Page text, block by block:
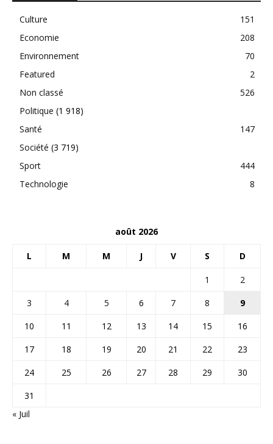
Culture
151
Economie
208
Environnement
70
Featured
2
Non classé
526
Politique (1 918)
Santé
147
Société (3 719)
Sport
444
Technologie
8
août 2026
L M M J V S D
1
2
3
4 5 6 7 8
9
10
11 12 13 14 15
16
17
18 19 20 21 22
23
24
25 26 27 28 29
30
31
« Juil